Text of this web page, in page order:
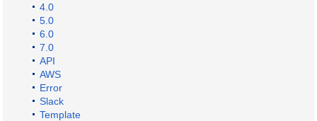
4.0
5.0
6.0
7.0
API
AWS
Error
Slack
Template